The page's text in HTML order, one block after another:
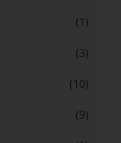
(1)
(3)
(10)
(9)